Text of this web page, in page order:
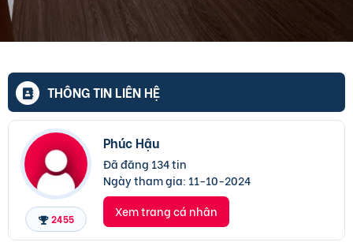
THÔNG TIN LIÊN HỆ
2455
Phúc Hậu
Đã đăng 134 tin
Ngày tham gia: 11-10-2024
Xem trang cá nhân